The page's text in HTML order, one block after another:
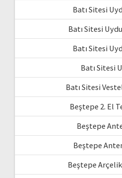
Batı Sitesi
Batı Sitesi
Batı Sitesi
Batı Sitesi
Batı Sitesi
Beştepe 2. El
Beştepe
Beştepe
Beştepe